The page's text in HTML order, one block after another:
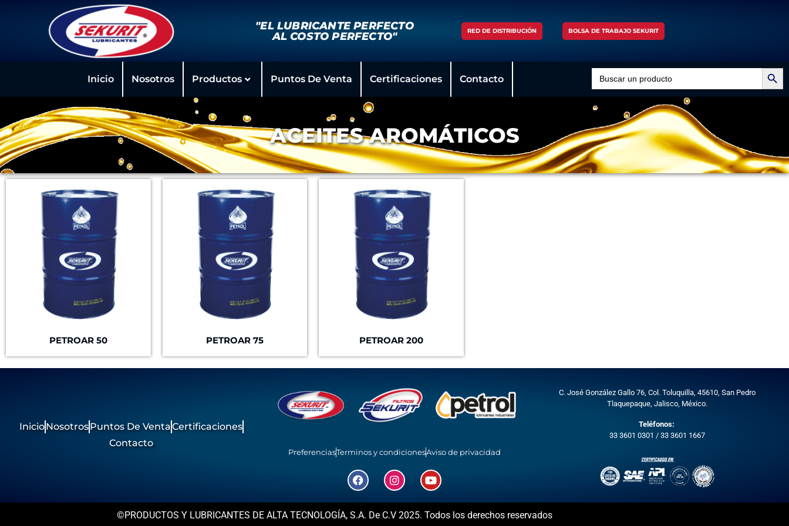
"EL LUBRICANTE PERFECTO
AL COSTO PERFECTO"
RED DE DISTRIBUCIÓN BOLSA DE TRABAJO SEKURIT
Inicio Nosotros Productos Puntos De Venta Certificaciones Contacto
Search
for:
Search Button
ACEITES AROMÁTICOS
PETROAR 50 PETROAR 75 PETROAR 200
InicioNosotrosPuntos De VentaCertificaciones
Contacto
PreferenciasTerminos y condicionesAviso de privacidad
C. José González Gallo 76, Col. Toluquilla, 45610,San Pedro
Tlaquepaque, Jalisco, México.
Teléfonos:
33 3601 0301 /33 3601 1667
©PRODUCTOS Y LUBRICANTES DE ALTA TECNOLOGÍA, S.A. De C.V 2025. Todos los derechos reservados